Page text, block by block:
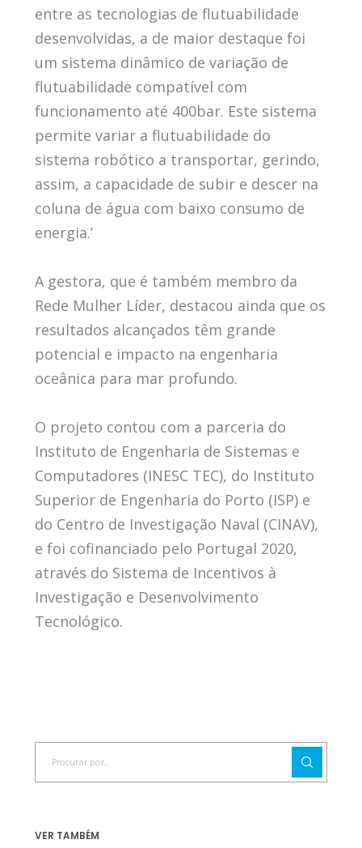
entre as tecnologias de flutuabilidade
desenvolvidas, a de maior destaque foi
um sistema dinâmico de variação de
flutuabilidade compatível com
funcionamento até 400bar. Este sistema
permite variar a flutuabilidade do
sistema robótico a transportar, gerindo,
assim, a capacidade de subir e descer na
coluna de água com baixo consumo de
energia.’
A gestora, que é também membro da
Rede Mulher Líder, destacou ainda que os
resultados alcançados têm grande
potencial e impacto na engenharia
oceânica para mar profundo.
O projeto contou com a parceria do
Instituto de Engenharia de Sistemas e
Computadores (INESC TEC), do Instituto
Superior de Engenharia do Porto (ISP) e
do Centro de Investigação Naval (CINAV),
e foi cofinanciado pelo Portugal 2020,
através do Sistema de Incentivos à
Investigação e Desenvolvimento
Tecnológico.
VER TAMBÉM